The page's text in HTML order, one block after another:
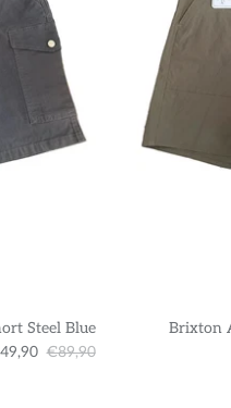
Steel Blue
€89,90
Brixton